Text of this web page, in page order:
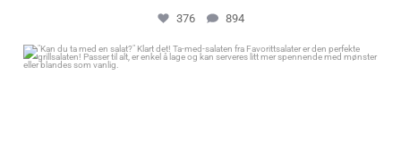
376 894
"Kan du ta med en salat?" Klart det! Ta-med-salaten fra Favorittsalater er
den perfekte grillsalaten! Passer til alt, er enkel å lage og kan serveres litt
mer spennende med mønster eller blandes som vanlig.